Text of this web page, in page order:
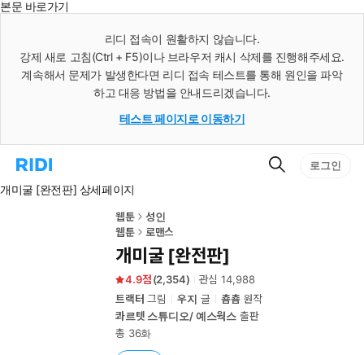
본문 바로가기
리디 접속이 원활하지 않습니다.
강제 새로 고침(Ctrl + F5)이나 브라우저 캐시 삭제를 진행해주세요.
계속해서 문제가 발생한다면 리디 접속 테스트를 통해 원인을 파악
하고 대응 방법을 안내드리겠습니다.
테스트 페이지로 이동하기
리
홈
검
로그인
개미굴 [완전판] 상세페이지
웹툰
성인
웹툰
로맨스
개미굴 [완전판]
4.9 (2,354) 관심14,988
트랙터 그림 우지 글 춈춈원작
콰르텟 스튜디오/ 예스웍스 출판
총 36화